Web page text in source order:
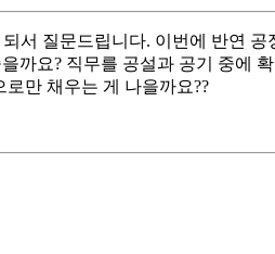
서 질문드립니다. 이번에 반연
까요? 직무를 공설과 공기 중에
만 채우는 게 나을까요??